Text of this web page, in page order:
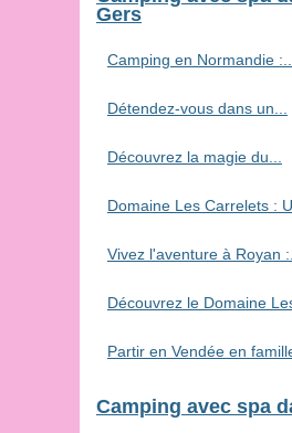
Gers
Camping en Normandie :...
Détendez-vous dans un...
Découvrez la magie du...
Domaine Les Carrelets :
Vivez l'aventure à Royan
Découvrez le Domaine
Partir en Vendée en
Camping avec spa